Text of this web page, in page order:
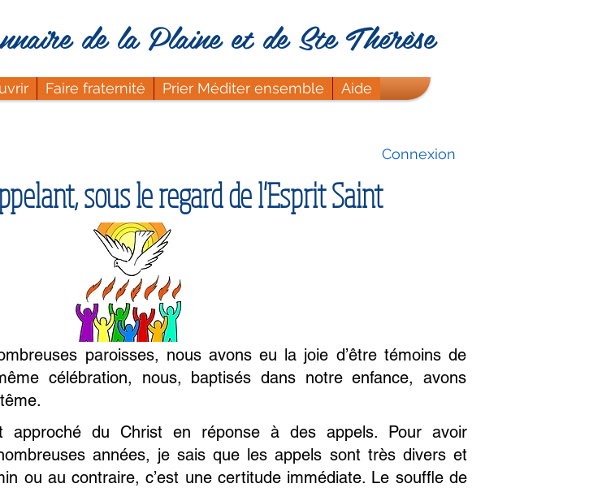
de la Plaine et de Ste Thérèse
Faire fraternité Prier Méditer ensemble Aide
Connexion
sous le regard de l'Esprit Saint
paroisses, nous avons eu la joie d’être témoins de
célébration, nous, baptisés dans notre enfance, avons
approché du Christ en réponse à des appels. Pour avoir
années, je sais que les appels sont très divers et
ou au contraire, c’est une certitude immédiate. Le souffle de